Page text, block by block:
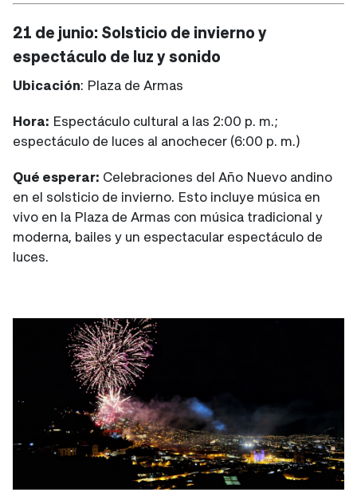
21 de junio: Solsticio de invierno y
espectáculo de luz y sonido
Ubicación: Plaza de Armas
Hora: Espectáculo cultural a las 2:00 p. m.;
espectáculo de luces al anochecer (6:00 p. m.)
Qué esperar: Celebraciones del Año Nuevo andino
en el solsticio de invierno. Esto incluye música en
vivo en la Plaza de Armas con música tradicional y
moderna, bailes y un espectacular espectáculo de
luces.